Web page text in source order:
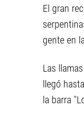
El gran
gente en
Las
llegó
la barra